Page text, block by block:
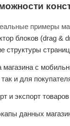
примеры
блоков (drag &
структуры страниц
магазина с
и для
и экспорт
данных